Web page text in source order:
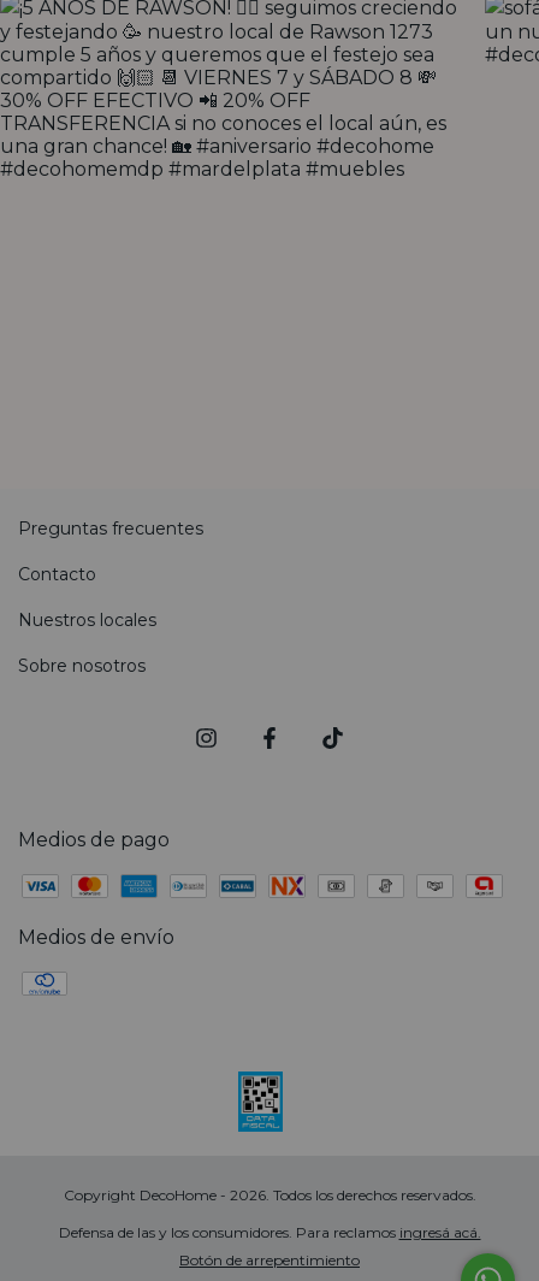
Preguntas frecuentes
Contacto
Nuestros locales
Sobre nosotros
Medios de pago
Medios de envío
Copyright DecoHome - 2026. Todos los derechos reservados.
Defensa de las y los consumidores. Para reclamos ingresá acá.
Botón de arrepentimiento